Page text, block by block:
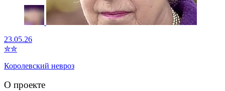
23.05.26
✮✮
Королевский невроз
О проекте